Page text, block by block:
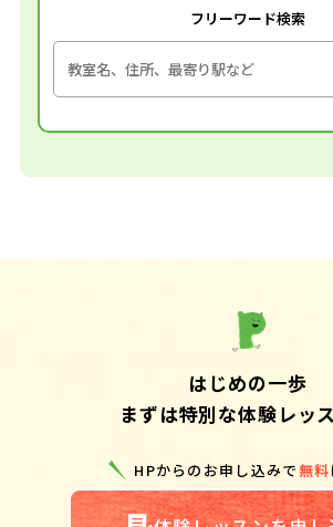
フリーワード検索
はじめの一歩
まずは特別な体験レッ
HPからのお申し込みで無料